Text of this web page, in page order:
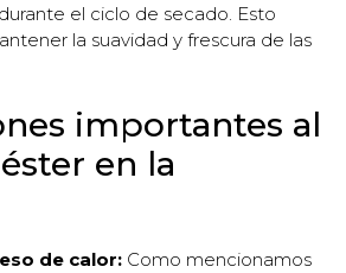
el ciclo de secado. Esto
la suavidad y frescura de las
importantes al
en la
de calor: Como mencionamos